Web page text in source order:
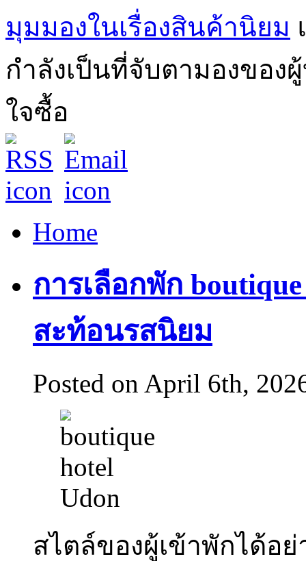
มุมมองในเรื่องสินค้านิยม
กำลังเป็นที่จับตามองขอ
ใจซื้อ
Home
การเลือกพัก
สะท้อนรสนิยม
Posted on April 6th,
สไตล์ของผู้เข้าพักได้อย่